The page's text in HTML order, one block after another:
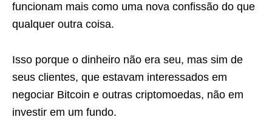
funcionam mais como uma nova confissão do que
qualquer outra coisa.
Isso porque o dinheiro não era seu, mas sim de
seus clientes, que estavam interessados em
negociar Bitcoin e outras criptomoedas, não em
investir em um fundo.